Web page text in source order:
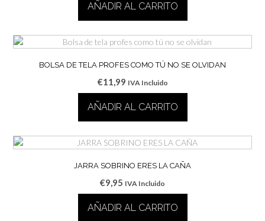
AÑADIR AL CARRITO
BOLSA DE TELA PROFES COMO TÚ NO SE OLVIDAN
€11,99 IVA Incluido
AÑADIR AL CARRITO
JARRA SOBRINO ERES LA CAÑA
€9,95 IVA Incluido
AÑADIR AL CARRITO